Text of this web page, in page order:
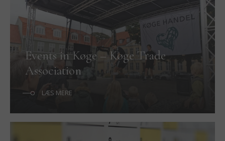
Events in Køge – Køge Trade
Association
LÆS MERE